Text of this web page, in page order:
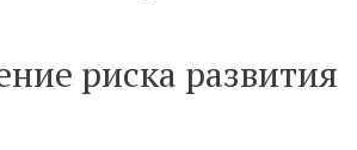
риска развития